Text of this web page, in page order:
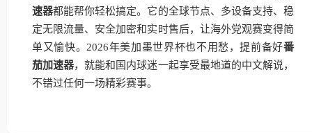
速器都能帮你轻松搞定。它的全球节点、多设备支持、稳
定无限流量、安全加密和实时售后，让海外党观赛变得简
单又愉快。2026年美加墨世界杯也不用愁，提前备好番
茄加速器，就能和国内球迷一起享受最地道的中文解说，
不错过任何一场精彩赛事。